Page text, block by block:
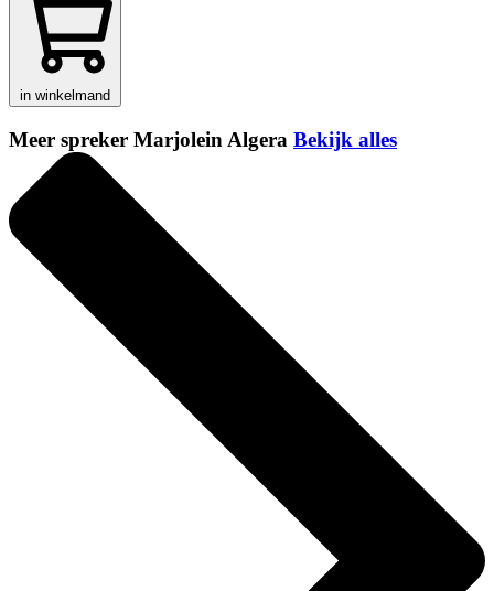
in winkelmand
Meer spreker Marjolein Algera Bekijk alles